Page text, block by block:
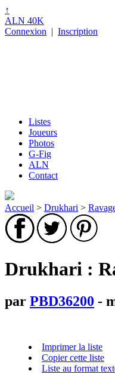
↑
ALN 40K
Connexion | Inscription
Listes
Joueurs
Photos
G-Fig
ALN
Contact
Accueil > Drukhari >
Drukhari :
par PBD36200 -
Imprimer la liste
Copier cette liste
Liste au format